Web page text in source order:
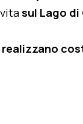
sul Lago